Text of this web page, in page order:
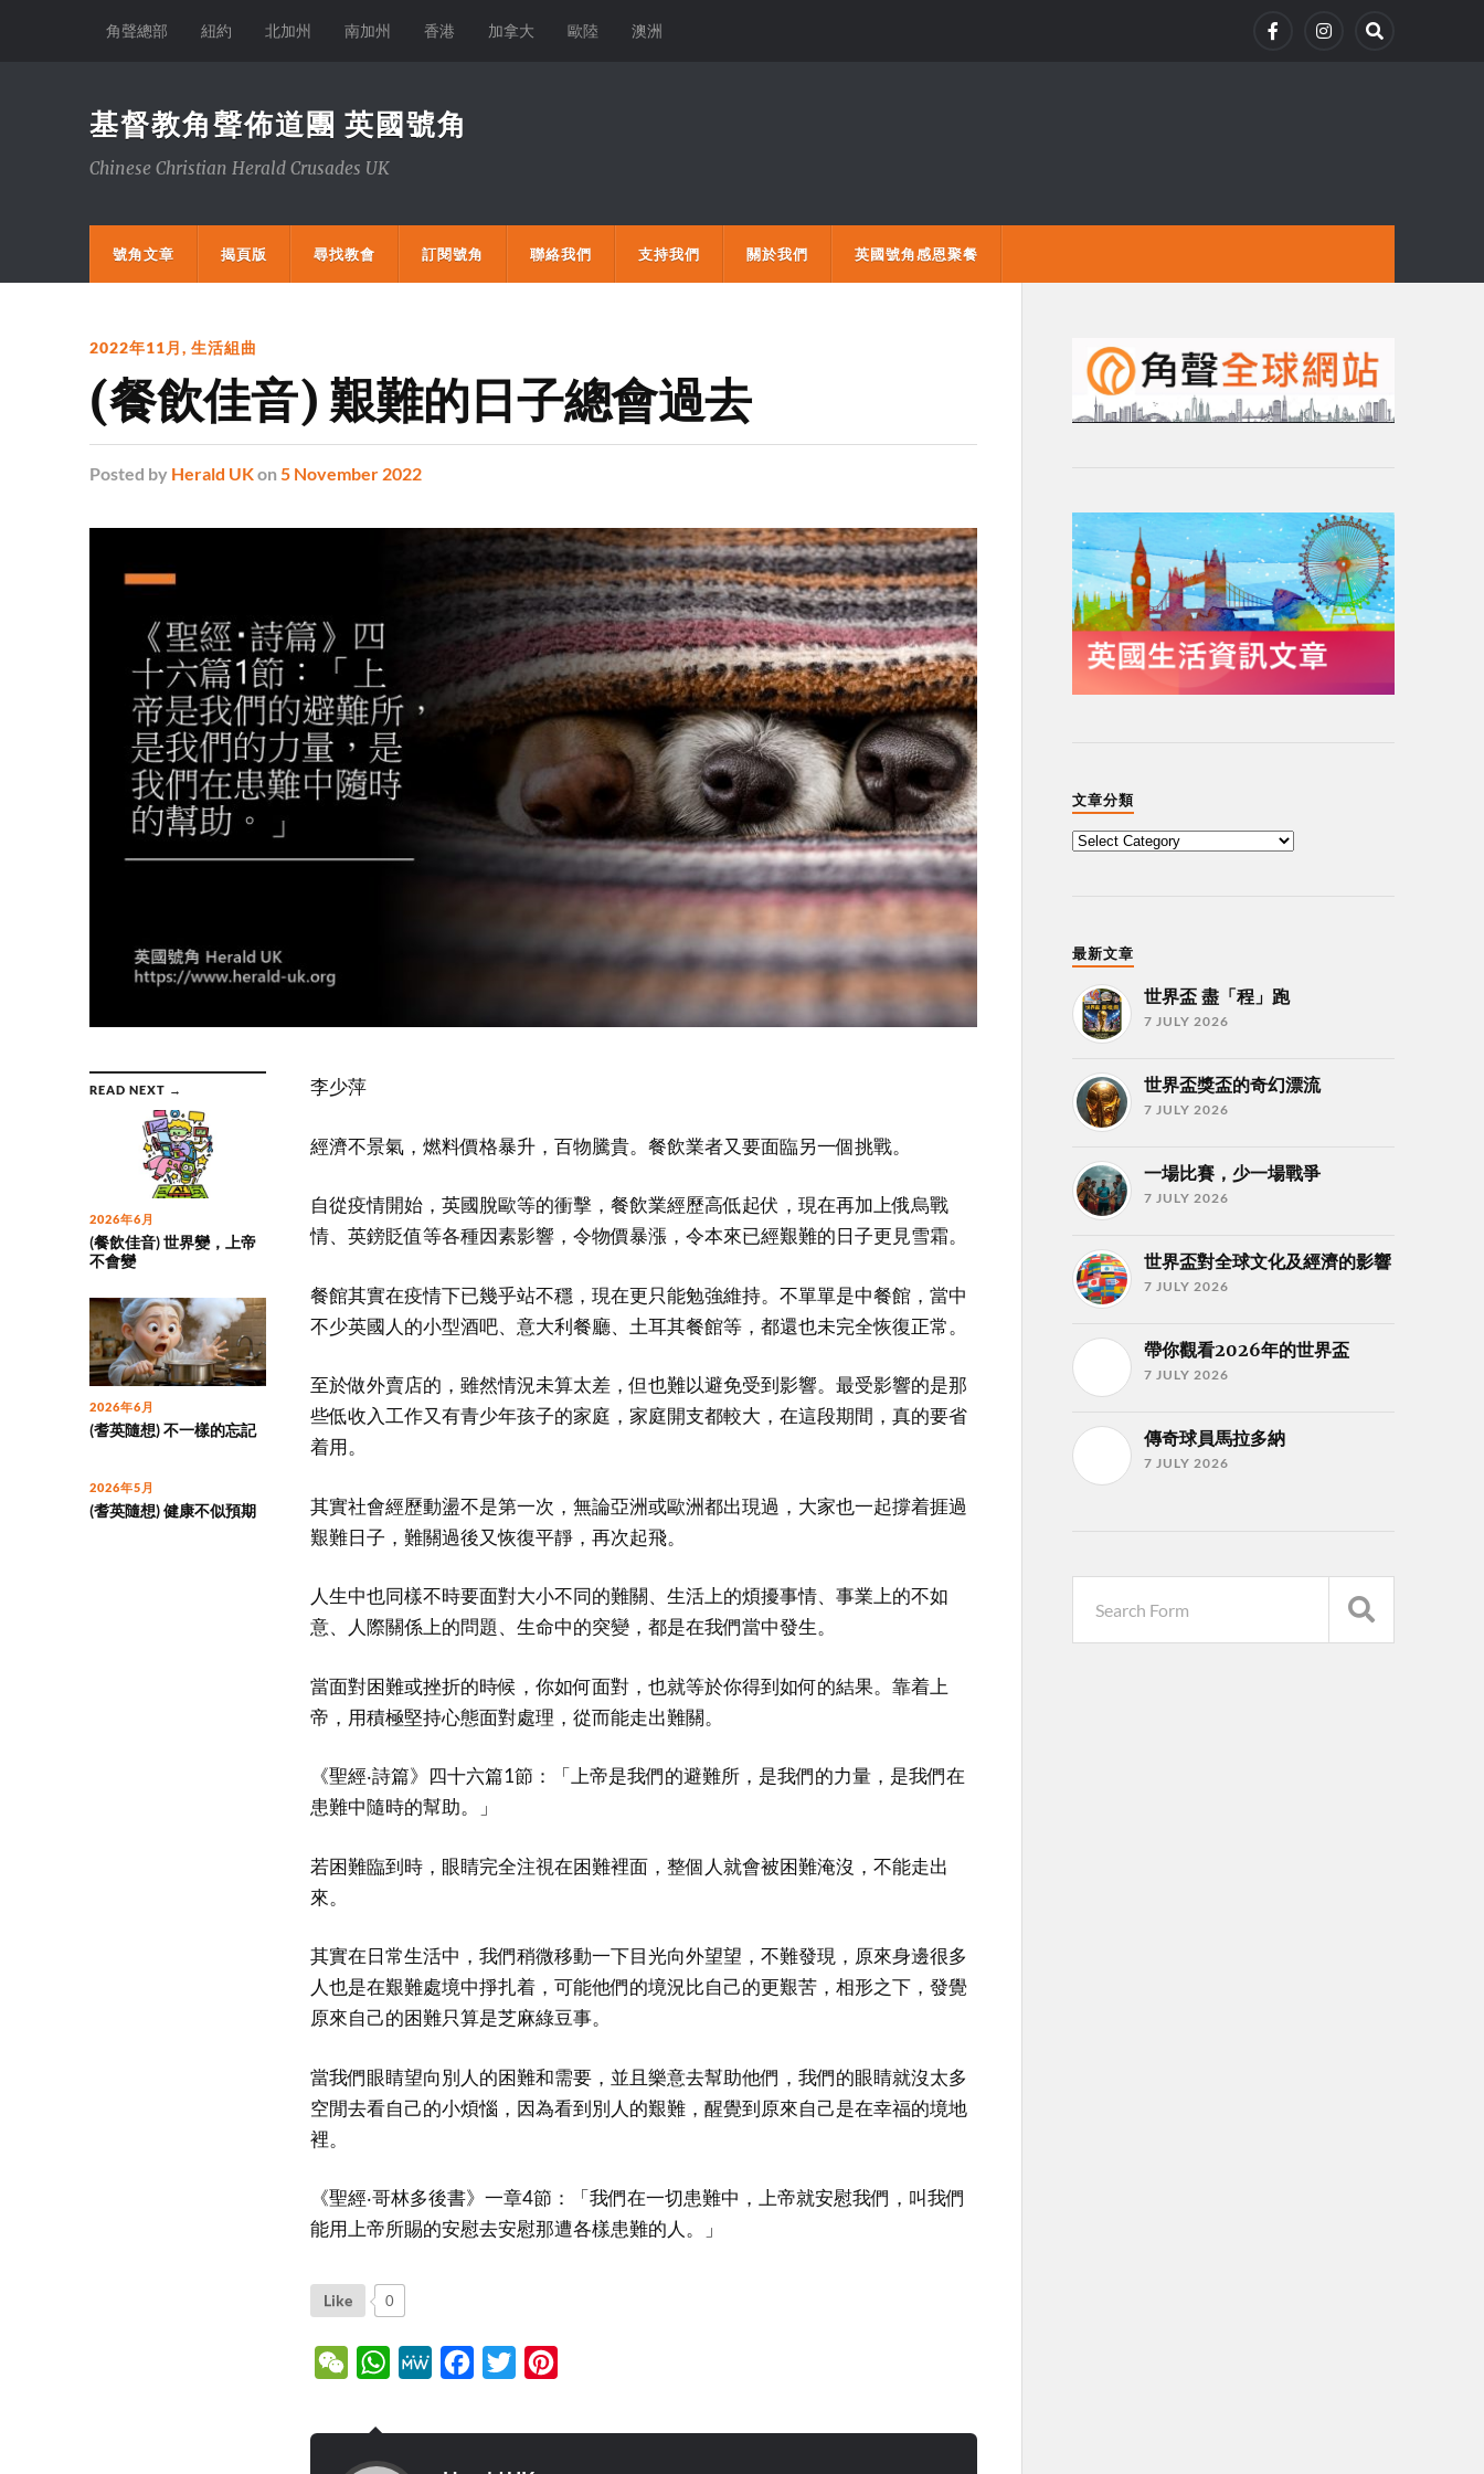
角聲總部 紐約 北加州 南加州 香港 加拿大 歐陸 澳洲
基督教角聲佈道團 英國號角
Chinese Christian Herald Crusades UK
號角文章 揭頁版 尋找教會 訂閱號角 聯絡我們 支持我們 關於我們 英國號角感恩聚餐
2022年11月, 生活組曲
(餐飲佳音) 艱難的日子總會過去
Posted by Herald UKon 5 November 2022
READ NEXT →
2026年6月
(餐飲佳音) 世界變，上帝
不會變
2026年6月
(耆英隨想) 不一樣的忘記
2026年5月
(耆英隨想) 健康不似預期
李少萍
經濟不景氣，燃料價格暴升，百物騰貴。餐飲業者又要面臨另一個挑戰。
自從疫情開始，英國脫歐等的衝擊，餐飲業經歷高低起伏，現在再加上俄烏戰
情、英鎊貶值等各種因素影響，令物價暴漲，令本來已經艱難的日子更見雪霜。
餐館其實在疫情下已幾乎站不穩，現在更只能勉強維持。不單單是中餐館，當中
不少英國人的小型酒吧、意大利餐廳、土耳其餐館等，都還也未完全恢復正常。
至於做外賣店的，雖然情況未算太差，但也難以避免受到影響。最受影響的是那
些低收入工作又有青少年孩子的家庭，家庭開支都較大，在這段期間，真的要省
着用。
其實社會經歷動盪不是第一次，無論亞洲或歐洲都出現過，大家也一起撐着捱過
艱難日子，難關過後又恢復平靜，再次起飛。
人生中也同樣不時要面對大小不同的難關、生活上的煩擾事情、事業上的不如
意、人際關係上的問題、生命中的突變，都是在我們當中發生。
當面對困難或挫折的時候，你如何面對，也就等於你得到如何的結果。靠着上
帝，用積極堅持心態面對處理，從而能走出難關。
《聖經‧詩篇》四十六篇1節：「上帝是我們的避難所，是我們的力量，是我們在
患難中隨時的幫助。」
若困難臨到時，眼睛完全注視在困難裡面，整個人就會被困難淹沒，不能走出
來。
其實在日常生活中，我們稍微移動一下目光向外望望，不難發現，原來身邊很多
人也是在艱難處境中掙扎着，可能他們的境況比自己的更艱苦，相形之下，發覺
原來自己的困難只算是芝麻綠豆事。
當我們眼睛望向別人的困難和需要，並且樂意去幫助他們，我們的眼睛就沒太多
空閒去看自己的小煩惱，因為看到別人的艱難，醒覺到原來自己是在幸福的境地
裡。
《聖經‧哥林多後書》一章4節：「我們在一切患難中，上帝就安慰我們，叫我們
能用上帝所賜的安慰去安慰那遭各樣患難的人。」
Like 0
WeChatWhatsApp
MeWe Facebook
Twitter
文章分類
最新文章
世界盃 盡「程」跑
7 JULY 2026
世界盃獎盃的奇幻漂流
7 JULY 2026
一場比賽，少一場戰爭
7 JULY 2026
世界盃對全球文化及經濟的影響
7 JULY 2026
帶你觀看2026年的世界盃
7 JULY 2026
傳奇球員馬拉多納
7 JULY 2026